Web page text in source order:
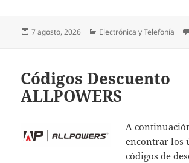
Publicado
7 agosto, 2026 Categorías
Electrónica y Telefonía
Códigos Descuento
ALLPOWERS
A
encontrar los
códigos de